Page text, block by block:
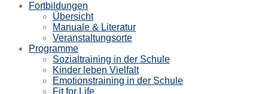
Fortbildungen
Übersicht
Manuale & Literatur
Veranstaltungsorte
Programme
Sozialtraining in der Schule
Kinder leben Vielfalt
Emotionstraining in der Schule
Fit for Life